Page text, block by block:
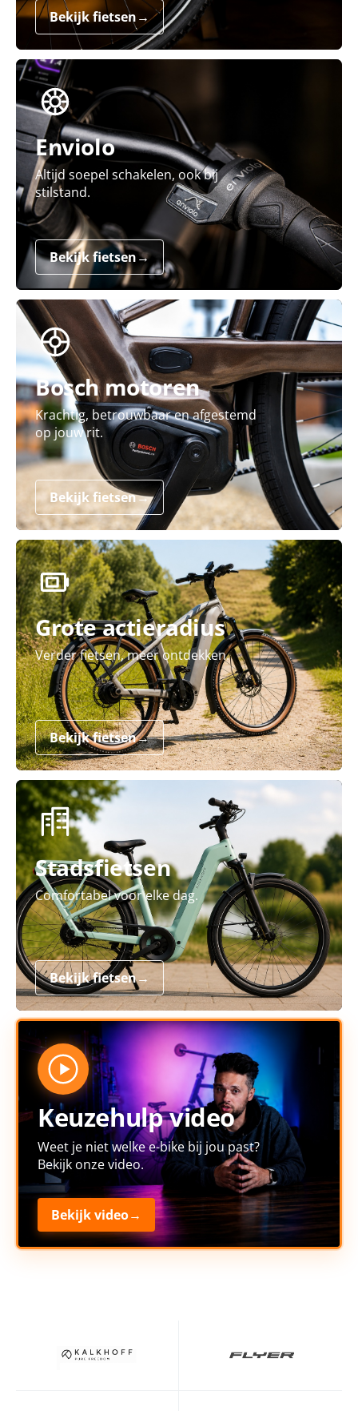
Bekijk fietsen→
Enviolo
Altijd soepel schakelen, ook bij
stilstand.
Bekijk fietsen→
Bosch motoren
Krachtig, betrouwbaar en afgestemd
op jouw rit.
Bekijk fietsen→
Grote actieradius
Verder fietsen, meer ontdekken.
Bekijk fietsen→
Stadsfietsen
Comfortabel voor elke dag.
Bekijk fietsen→
Keuzehulp video
Weet je niet welke e-bike bij jou past?
Bekijk onze video.
Bekijk video→